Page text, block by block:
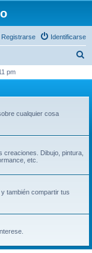
Identificarse
Registrarse
c
pm
cualquier cosa
Dibujo, pintura,
etc.
también compartir tus